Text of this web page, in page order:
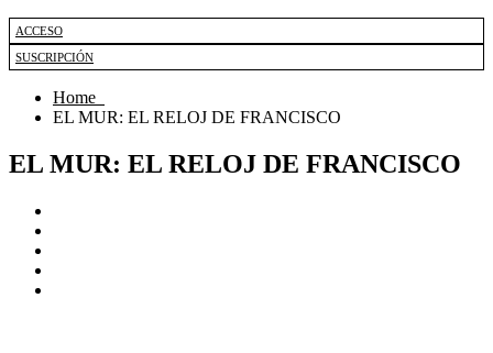
ACCESO
SUSCRIPCIÓN
Home
EL MUR: EL RELOJ DE FRANCISCO
EL MUR: EL RELOJ DE FRANCISCO